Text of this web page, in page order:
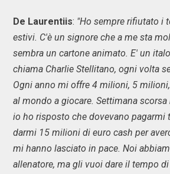
De Laurentiis: "Ho sempre rifiutato i
estivi. C'è un signore che a me sta
sembra un cartone animato. E' un
chiama Charlie Stellitano, ogni volta
Ogni anno mi offre 4 milioni, 5
al mondo a giocare. Settimana
io ho risposto che dovevano pagarmi
darmi 15 milioni di euro cash per
mi hanno lasciato in pace. Noi
allenatore, ma gli vuoi dare il tempo